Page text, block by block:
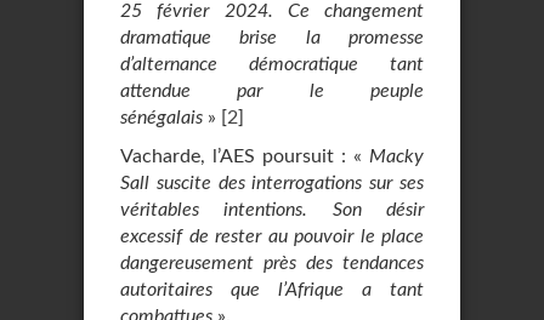
25 février 2024. Ce changement
dramatique brise la promesse
d’alternance démocratique tant
attendue par le peuple
sénégalais » [2]
Vacharde, l’AES poursuit : « Macky
Sall suscite des interrogations sur ses
véritables intentions. Son désir
excessif de rester au pouvoir le place
dangereusement près des tendances
autoritaires que l’Afrique a tant